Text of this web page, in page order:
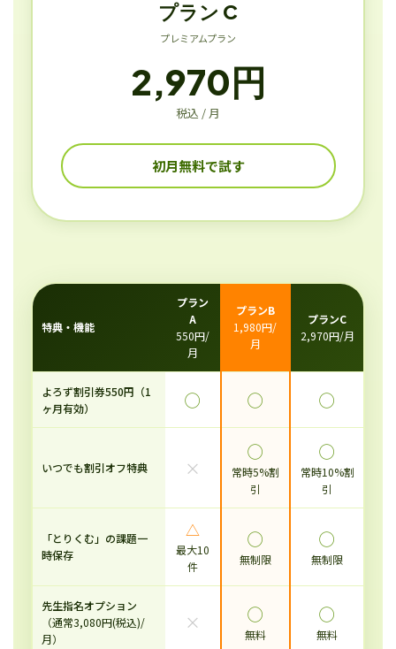
プラン C
プレミアムプラン
2,970円
税込 / 月
初月無料で試す
特典・機能
プラン
A
550円/
月
プランB
1,980円/
月
プランC
2,970円/月
よろず割引券550円（1
ヶ月有効）
◯ ◯ ◯
いつでも割引オフ特典 ×
◯
常時5%割
引
◯
常時10%割
引
「とりくむ」の課題一
時保存
△
最大10
件
◯
無制限
◯
無制限
先生指名オプション
（通常3,080円(税込)/
月）
× ◯
無料
◯
無料